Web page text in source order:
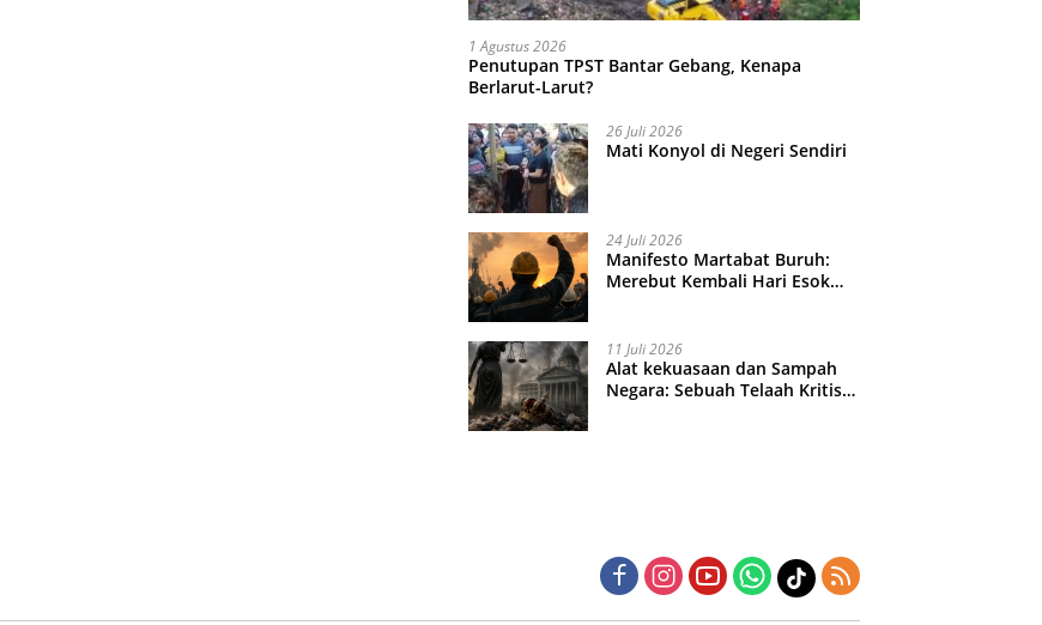
1 Agustus 2026
Penutupan TPST Bantar Gebang, Kenapa
Berlarut-Larut?
26 Juli 2026
Mati Konyol di Negeri Sendiri
24 Juli 2026
Manifesto Martabat Buruh:
Merebut Kembali Hari Esok
11 Juli 2026
Alat kekuasaan dan Sampah
Negara: Sebuah Telaah Kritis